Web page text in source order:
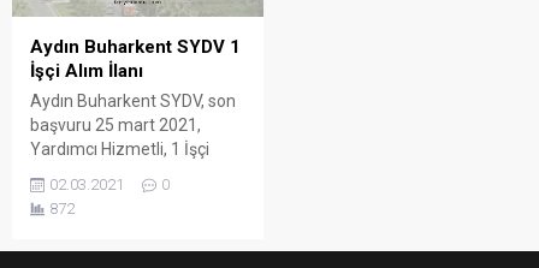
Aydın Buharkent SYDV 1
İşçi Alım İlanı
Aydın Buharkent SYDV, son
başvuru 25 mart 2021,
Yardımcı Hizmetli, 1 İşçi
Alacak.
02.03.2021
0
872